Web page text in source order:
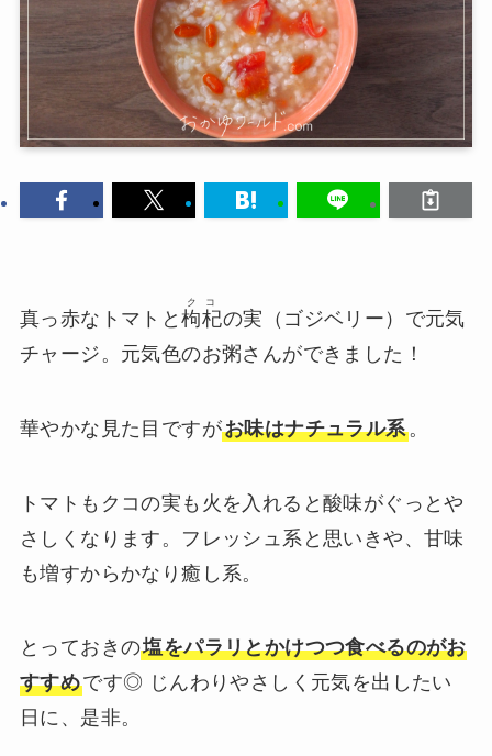
真っ赤なトマトと枸杞
クコ
の実（ゴジベリー）で元気
チャージ。元気色のお粥さんができました！
華やかな見た目ですがお味はナチュラル系。
トマトもクコの実も火を入れると酸味がぐっとや
さしくなります。フレッシュ系と思いきや、甘味
も増すからかなり癒し系。
とっておきの塩をパラリとかけつつ食べるのがお
すすめです◎ じんわりやさしく元気を出したい
日に、是非。